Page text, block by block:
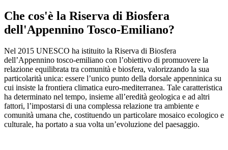
Che cos'è la Riserva di Biosfera
dell'Appennino Tosco-Emiliano?
Nel 2015 UNESCO ha istituito la Riserva di Biosfera
dell’Appennino tosco-emiliano con l’obiettivo di promuovere la
relazione equilibrata tra comunità e biosfera, valorizzando la sua
particolarità unica: essere l’unico punto della dorsale appenninica su
cui insiste la frontiera climatica euro-mediterranea. Tale caratteristica
ha determinato nel tempo, insieme all’eredità geologica e ad altri
fattori, l’impostarsi di una complessa relazione tra ambiente e
comunità umana che, costituendo un particolare mosaico ecologico e
culturale, ha portato a sua volta un’evoluzione del paesaggio.